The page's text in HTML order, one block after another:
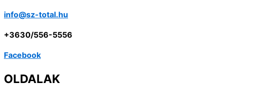
info@sz-total.hu
+3630/556-5556
Facebook
OLDALAK